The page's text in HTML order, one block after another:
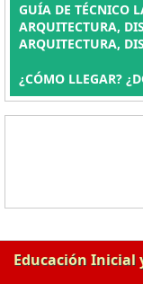
GUÍA DE TÉCNICO
ARQUITECTURA,
ARQUITECTURA,
¿CÓMO LLEGAR?
Educación Inicial